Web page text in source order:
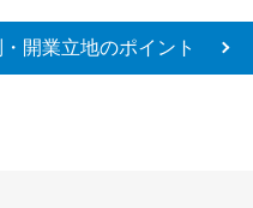
開業立地のポイント